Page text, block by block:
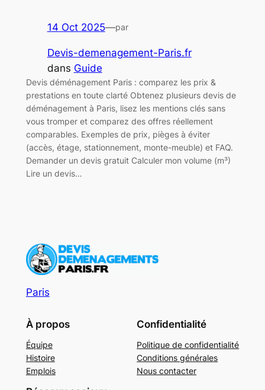
14 Oct 2025—par
Devis-demenagement-Paris.fr
dans Guide
Devis déménagement Paris : comparez les prix &
prestations en toute clarté Obtenez plusieurs devis de
déménagement à Paris, lisez les mentions clés sans
vous tromper et comparez des offres réellement
comparables. Exemples de prix, pièges à éviter
(accès, étage, stationnement, monte-meuble) et FAQ.
Demander un devis gratuit Calculer mon volume (m³)
Lire un devis…
Paris
À propos
Équipe
Histoire
Emplois
Confidentialité
Politique de confidentialité
Conditions générales
Nous contacter